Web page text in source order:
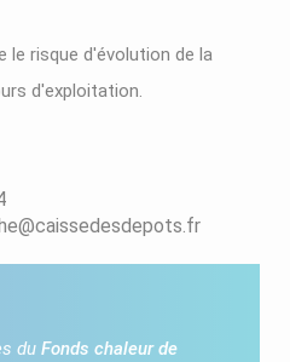
le risque d'évolution de la
d'exploitation.
du Fonds chaleur de